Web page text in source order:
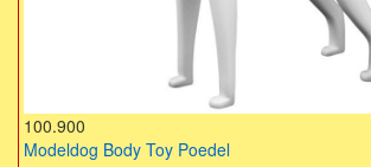
100.900
Modeldog Body Toy Poedel